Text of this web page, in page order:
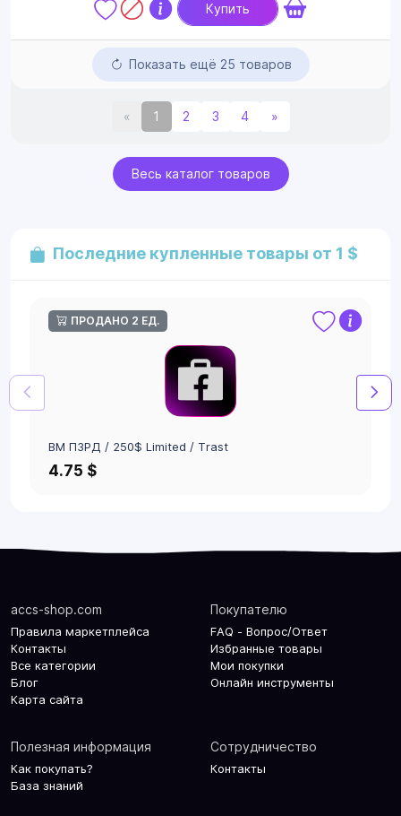
Купить
Показать ещё 25 товаров
« 1 2 3 4 »
Весь каталог товаров
Последние купленные товары от 1 $
ПРОДАНО 2 ЕД.
BM ПЗРД / 250$ Limited / Trast
4.75 $
accs-shop.com
Правила маркетплейса
Контакты
Все категории
Блог
Карта сайта
Покупателю
FAQ - Вопрос/Ответ
Избранные товары
Мои покупки
Онлайн инструменты
Полезная информация
Как покупать?
База знаний
Сотрудничество
Контакты